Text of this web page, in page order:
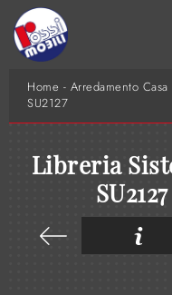
Home - Arredamento Casa
SU2127
Libreria